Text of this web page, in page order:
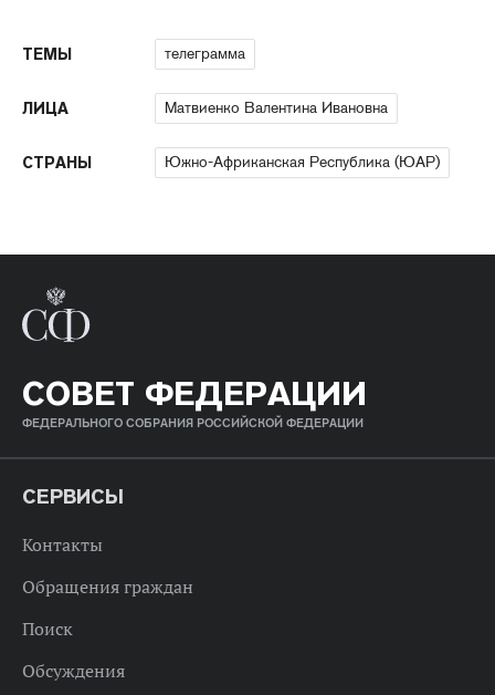
ТЕМЫ телеграмма
ЛИЦА Матвиенко Валентина Ивановна
СТРАНЫ Южно-Африканская Республика (ЮАР)
СОВЕТ ФЕДЕРАЦИИ
ФЕДЕРАЛЬНОГО СОБРАНИЯ РОССИЙСКОЙ ФЕДЕРАЦИИ
СЕРВИСЫ
Контакты
Обращения граждан
Поиск
Обсуждения